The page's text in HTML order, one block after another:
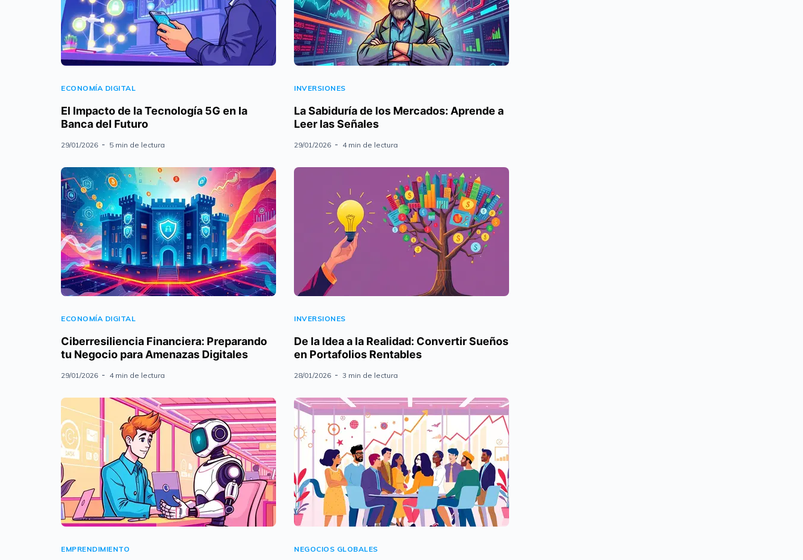
ECONOMÍA DIGITAL
El Impacto de la Tecnología 5G en la
Banca del Futuro
29/01/2026 5 min de lectura
INVERSIONES
La Sabiduría de los Mercados: Aprende a
Leer las Señales
29/01/2026 4 min de lectura
ECONOMÍA DIGITAL
Ciberresiliencia Financiera: Preparando
tu Negocio para Amenazas Digitales
29/01/2026 4 min de lectura
INVERSIONES
De la Idea a la Realidad: Convertir Sueños
en Portafolios Rentables
28/01/2026 3 min de lectura
EMPRENDIMIENTO NEGOCIOS GLOBALES